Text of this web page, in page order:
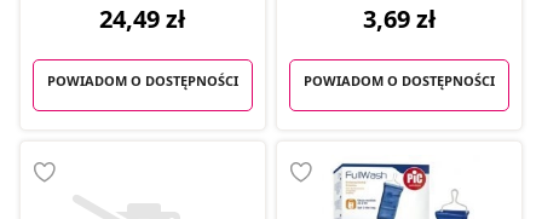
24,49 zł
POWIADOM O DOSTĘPNOŚCI
3,69 zł
POWIADOM O DOSTĘPNOŚCI